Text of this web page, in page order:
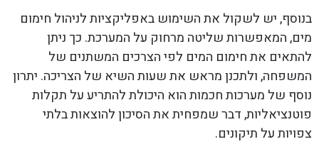
בנוסף, יש לשקול את השימוש באפליקציות לניהול חימום
מים, המאפשרות שליטה מרחוק על המערכת. כך ניתן
להתאים את חימום המים לפי הצרכים המשתנים של
המשפחה, ולתכנן מראש את שעות השיא של הצריכה. יתרון
נוסף של מערכות חכמות הוא היכולת להתריע על תקלות
פוטנציאליות, דבר שמפחית את הסיכון להוצאות בלתי
צפויות על תיקונים.